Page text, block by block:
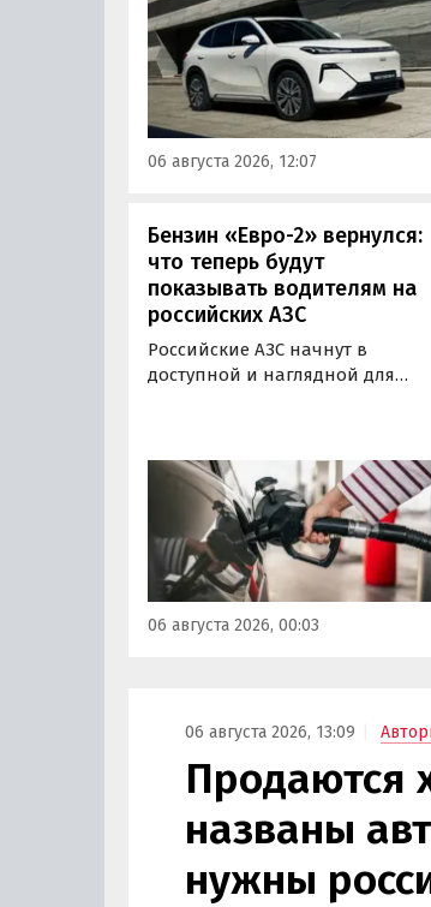
установкой последовательного
типа. Автомобиль оснащен
инновационной системой под
названием Electric Motor
Extended Range (EM-R) и может
заряжаться от 30 до 80% всего
за 20 минут.
06 августа 2026, 12:07
Бензин «Евро-2» вернулся:
что теперь будут
показывать водителям на
российских АЗС
Российские АЗС начнут в
доступной и наглядной для
отпускаемого топлива. Это
позволит автовладельцам
осознанно выбрать топливо
определенного класса — от
«Евро-2» до «Евро-5»,
сообщили в Минэнерго РФ.
06 августа 2026, 00:03
06 августа 2026, 13:09
Продаются
названы
нужны